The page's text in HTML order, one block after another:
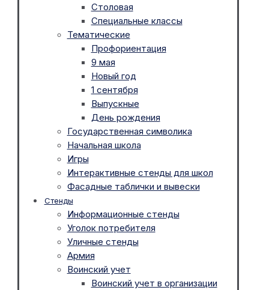
Столовая
Специальные классы
Тематические
Профориентация
9 мая
Новый год
1 сентября
Выпускные
День рождения
Государственная символика
Начальная школа
Игры
Интерактивные стенды для школ
Фасадные таблички и вывески
Стенды
Информационные стенды
Уголок потребителя
Уличные стенды
Армия
Воинский учет
Воинский учет в организации